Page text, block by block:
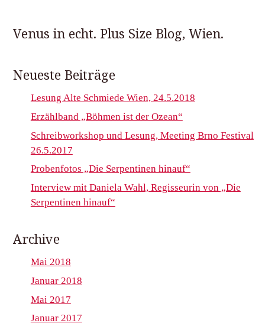
Venus in echt. Plus Size Blog, Wien.
Neueste Beiträge
Lesung Alte Schmiede Wien, 24.5.2018
Erzählband „Böhmen ist der Ozean“
Schreibworkshop und Lesung, Meeting Brno Festival
26.5.2017
Probenfotos „Die Serpentinen hinauf“
Interview mit Daniela Wahl, Regisseurin von „Die
Serpentinen hinauf“
Archive
Mai 2018
Januar 2018
Mai 2017
Januar 2017